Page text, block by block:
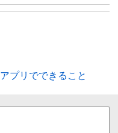
アプリでできること